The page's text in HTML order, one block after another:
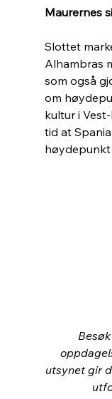
Maurernes
Slottet
Alhambras
som også
om
kultur i
tid at
høydepunkt
utsynet gir